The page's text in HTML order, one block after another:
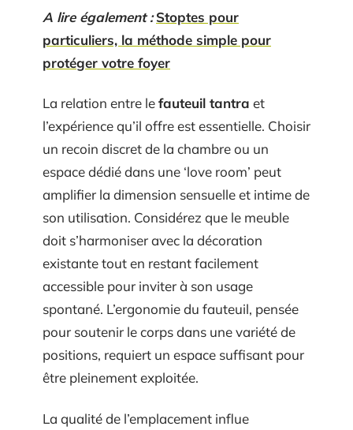
A lire également : Stoptes pour
particuliers, la méthode simple pour
protéger votre foyer
La relation entre lefauteuil tantra et
l’expérience qu’il offre est essentielle. Choisir
un recoin discret de la chambre ou un
espace dédié dans une ‘love room’ peut
amplifier la dimension sensuelle et intime de
son utilisation. Considérez que le meuble
doit s’harmoniser avec la décoration
existante tout en restant facilement
accessible pour inviter à son usage
spontané. L’ergonomie du fauteuil, pensée
pour soutenir le corps dans une variété de
positions, requiert un espace suffisant pour
être pleinement exploitée.
La qualité de l’emplacement influe